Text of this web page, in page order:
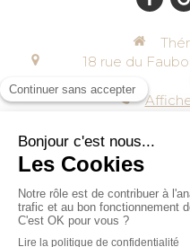
18 rue du
Mentions légales &
Création et référencement